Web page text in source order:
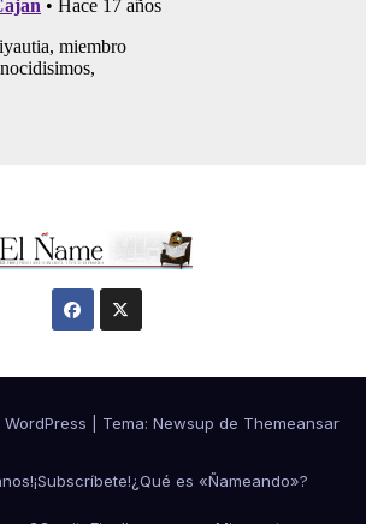
Tema: Newsup de Themeansar
¡Subscríbete!¿Qué es «Ñameando»?